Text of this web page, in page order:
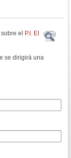
el
P.I. El
se dirigirá una